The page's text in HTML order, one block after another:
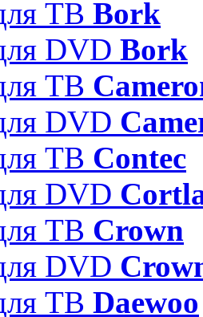
ТВ Bork
DVD Bork
ТВ
DVD
ТВ Contec
DVD
ТВ Crown
DVD
ТВ Daewoo